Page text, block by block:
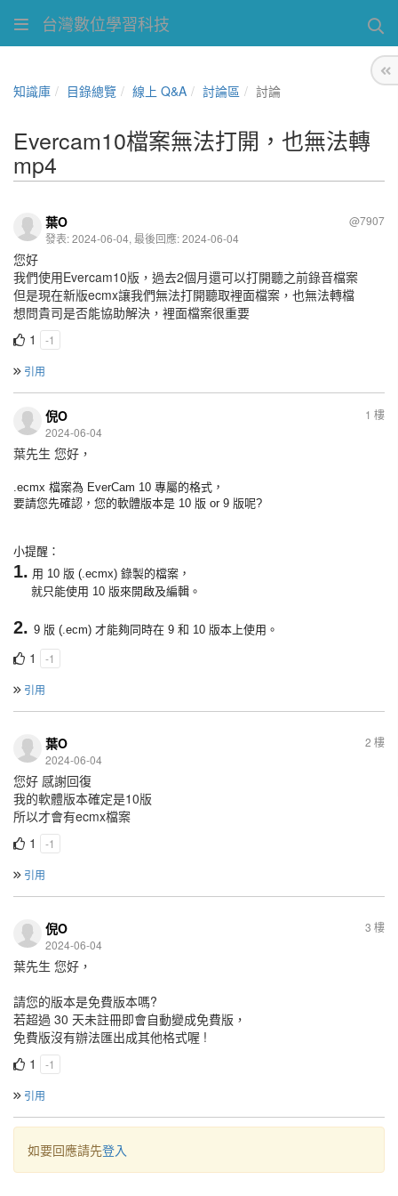
台灣數位學習科技
知識庫 目錄總覽 線上 Q&A 討論區 討論
Evercam10檔案無法打開，也無法轉
mp4
@7907
葉O
發表: 2024-06-04, 最後回應: 2024-06-04
您好
我們使用Evercam10版，過去2個月還可以打開聽之前錄音檔案
但是現在新版ecmx讓我們無法打開聽取裡面檔案，也無法轉檔
想問貴司是否能協助解決，裡面檔案很重要
1
-1
引用
1 樓
倪O
2024-06-04
葉先生 您好，
.ecmx 檔案為 EverCam 10 專屬的格式，
要請您先確認，您的軟體版本是 10 版 or 9 版呢?
小提醒：
1. 用 10 版 (.ecmx) 錄製的檔案，
就只能使用 10 版來開啟及編輯。
2. 9 版 (.ecm) 才能夠同時在 9 和 10 版本上使用。
1 -1
引用
2 樓
葉O
2024-06-04
您好 感謝回復
我的軟體版本確定是10版
所以才會有ecmx檔案
1
-1
引用
3 樓
倪O
2024-06-04
葉先生 您好，
請您的版本是免費版本嗎?
若超過 30 天未註冊即會自動變成免費版，
免費版沒有辦法匯出成其他格式喔 !
1
-1
引用
如要回應請先登入